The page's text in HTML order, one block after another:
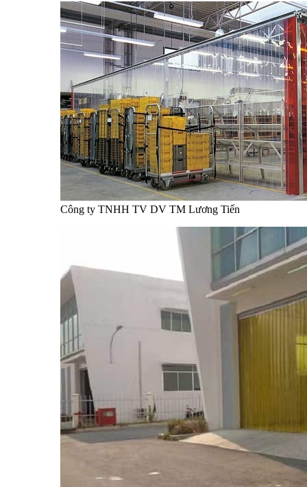
Công ty TNHH TV DV TM Lương Tiến